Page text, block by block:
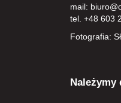
mail:
tel. +48 603
Fotografia:
Należymy